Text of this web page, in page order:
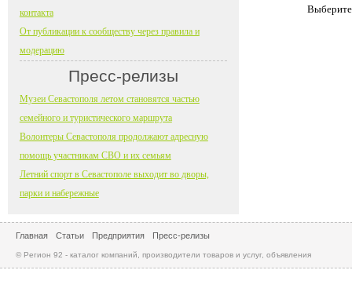
контакта
От публикации к сообществу через правила и
модерацию
Пресс-релизы
Музеи Севастополя летом становятся частью
семейного и туристического маршрута
Волонтеры Севастополя продолжают адресную
помощь участникам СВО и их семьям
Летний спорт в Севастополе выходит во дворы,
парки и набережные
Главная Статьи Предприятия Пресс-релизы
© Регион 92 - каталог компаний, производители товаров и услуг, объявления